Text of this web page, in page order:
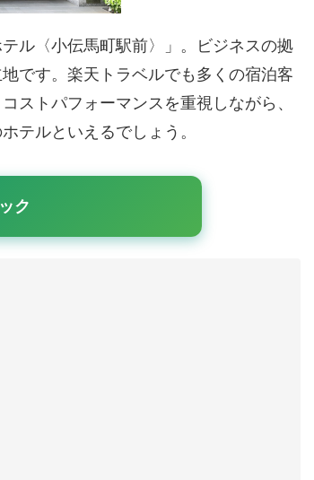
ル〈小伝馬町駅前〉」。ビジネスの拠
です。楽天トラベルでも多くの宿泊客
ストパフォーマンスを重視しながら、
テルといえるでしょう。
ク